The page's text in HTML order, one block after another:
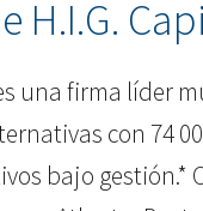
H.I.G.
una firma líder
con 74
bajo gestión.*